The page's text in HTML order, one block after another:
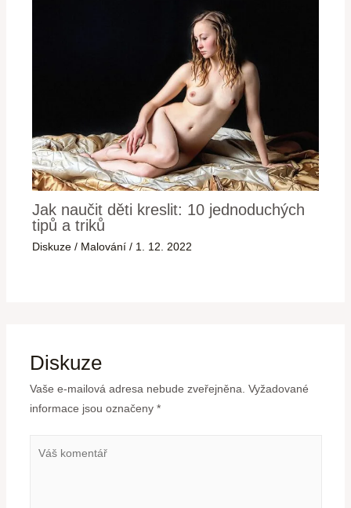
Jak naučit děti kreslit: 10 jednoduchých
tipů a triků
Diskuze / Malování / 1. 12. 2022
Diskuze
Vaše e-mailová adresa nebude zveřejněna. Vyžadované
informace jsou označeny *